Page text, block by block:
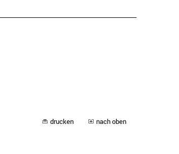
drucken nach oben